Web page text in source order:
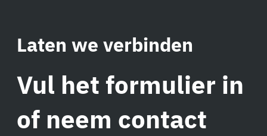
Laten we verbinden
Vul het formulier in
of neem contact